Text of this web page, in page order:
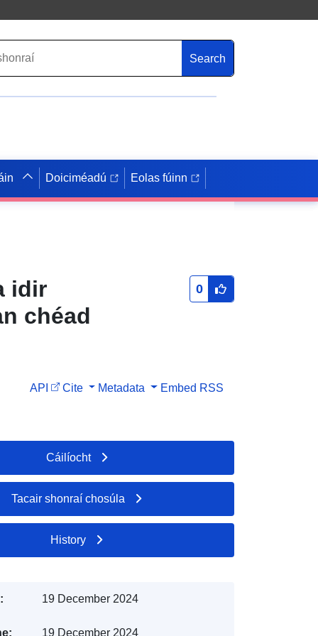
Search
Doiciméadú Eolas fúinn
idir
chéad
0
API Cite Metadata Embed RSS
Cáilíocht
Tacair shonraí chosúla
History
19 December 2024
19 December 2024